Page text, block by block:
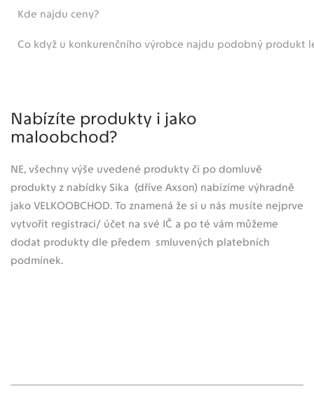
Kde najdu ceny?
Co když u konkurenčního výrobce najdu podobný produkt
Nabízíte produkty i jako
maloobchod?
NE, všechny výše uvedené produkty či po domluvě
produkty z nabídky Sika (dříve Axson) nabízíme výhradně
jako VELKOOBCHOD. To znamená že si u nás musíte nejprve
vytvořit registraci/ účet na své IČ a po té vám můžeme
dodat produkty dle předem smluvených platebních
podmínek.